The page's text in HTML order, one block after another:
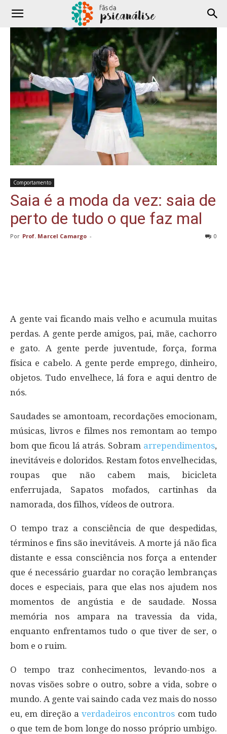
Comportamento
Saia é a moda da vez: saia de
perto de tudo o que faz mal
Por Prof. Marcel Camargo - 0
A gente vai ficando mais velho e acumula muitas
perdas. A gente perde amigos, pai, mãe, cachorro
e gato. A gente perde juventude, força, forma
física e cabelo. A gente perde emprego, dinheiro,
objetos. Tudo envelhece, lá fora e aqui dentro de
nós.
Saudades se amontoam, recordações emocionam,
músicas, livros e filmes nos remontam ao tempo
bom que ficou lá atrás. Sobram arrependimentos,
inevitáveis e doloridos. Restam fotos envelhecidas,
roupas que não cabem mais, bicicleta
enferrujada, Sapatos mofados, cartinhas da
namorada, dos filhos, vídeos de outrora.
O tempo traz a consciência de que despedidas,
términos e fins são inevitáveis. A morte já não fica
distante e essa consciência nos força a entender
que é necessário guardar no coração lembranças
doces e especiais, para que elas nos ajudem nos
momentos de angústia e de saudade. Nossa
memória nos ampara na travessia da vida,
enquanto enfrentamos tudo o que tiver de ser, o
bom e o ruim.
O tempo traz conhecimentos, levando-nos a
novas visões sobre o outro, sobre a vida, sobre o
mundo. A gente vai saindo cada vez mais do nosso
eu, em direção averdadeiros encontros com tudo
o que tem de bom longe do nosso próprio umbigo.